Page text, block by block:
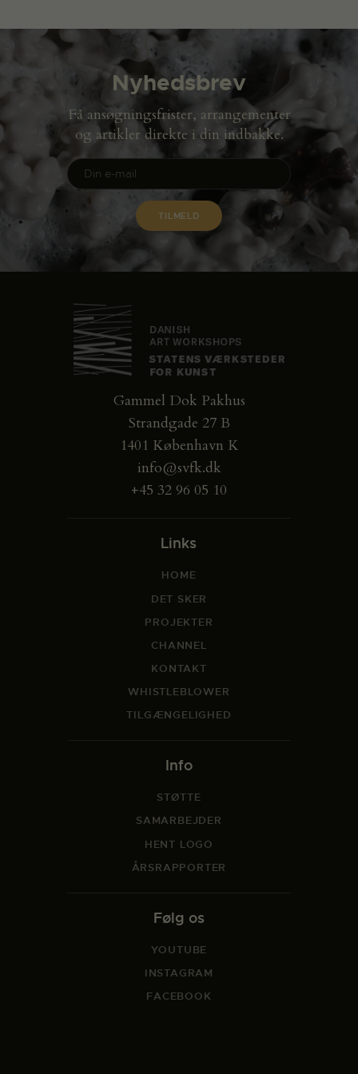
Nyhedsbrev
Få ansøgningsfrister, arrangementer
og artikler direkte i din indbakke.
Gammel Dok Pakhus
Strandgade 27 B
1401 København K
info@svfk.dk
+45 32 96 05 10
Links
HOME
DET SKER
PROJEKTER
CHANNEL
KONTAKT
WHISTLEBLOWER
TILGÆNGELIGHED
Info
STØTTE
SAMARBEJDER
HENT LOGO
ÅRSRAPPORTER
Følg os
YOUTUBE
INSTAGRAM
FACEBOOK